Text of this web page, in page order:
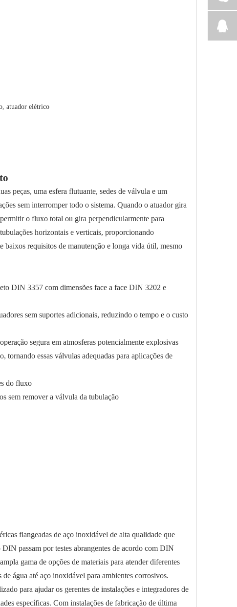
atuador elétrico
peças, uma esfera flutuante, sedes de válvula e um
sem interromper todo o sistema. Quando o atuador gira
o fluxo total ou gira perpendicularmente para
horizontais e verticais, proporcionando
baixos requisitos de manutenção e longa vida útil, mesmo
DIN 3357 com dimensões face a face DIN 3202 e
sem suportes adicionais, reduzindo o tempo e o custo
segura em atmosferas potencialmente explosivas
essas válvulas adequadas para aplicações de
do fluxo
sem remover a válvula da tubulação
flangeadas de aço inoxidável de alta qualidade que
passam por testes abrangentes de acordo com DIN
gama de opções de materiais para atender diferentes
água até aço inoxidável para ambientes corrosivos.
para ajudar os gerentes de instalações e integradores de
específicas. Com instalações de fabricação de última